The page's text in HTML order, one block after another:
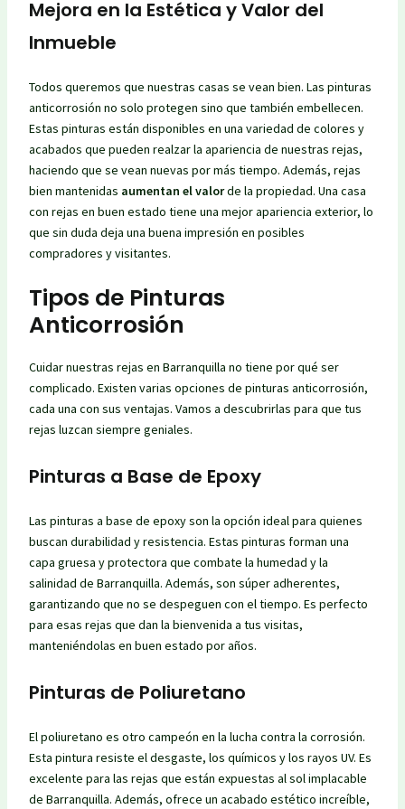
Mejora en la Estética y Valor del
Inmueble
Todos queremos que nuestras casas se vean bien. Las pinturas
anticorrosión no solo protegen sino que también embellecen.
Estas pinturas están disponibles en una variedad de colores y
acabados que pueden realzar la apariencia de nuestras rejas,
haciendo que se vean nuevas por más tiempo. Además, rejas
bien mantenidas aumentan el valorde la propiedad. Una casa
con rejas en buen estado tiene una mejor apariencia exterior, lo
que sin duda deja una buena impresión en posibles
compradores y visitantes.
Tipos de Pinturas
Anticorrosión
Cuidar nuestras rejas en Barranquilla no tiene por qué ser
complicado. Existen varias opciones de pinturas anticorrosión,
cada una con sus ventajas. Vamos a descubrirlas para que tus
rejas luzcan siempre geniales.
Pinturas a Base de Epoxy
Las pinturas a base de epoxy son la opción ideal para quienes
buscan durabilidad y resistencia. Estas pinturas forman una
capa gruesa y protectora que combate la humedad y la
salinidad de Barranquilla. Además, son súper adherentes,
garantizando que no se despeguen con el tiempo. Es perfecto
para esas rejas que dan la bienvenida a tus visitas,
manteniéndolas en buen estado por años.
Pinturas de Poliuretano
El poliuretano es otro campeón en la lucha contra la corrosión.
Esta pintura resiste el desgaste, los químicos y los rayos UV. Es
excelente para las rejas que están expuestas al sol implacable
de Barranquilla. Además, ofrece un acabado estético increíble,